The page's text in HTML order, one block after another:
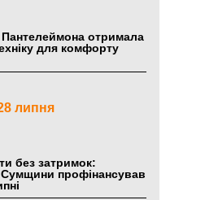
Пантелеймона отримала
для комфорту
липня
без затримок:
профінансував